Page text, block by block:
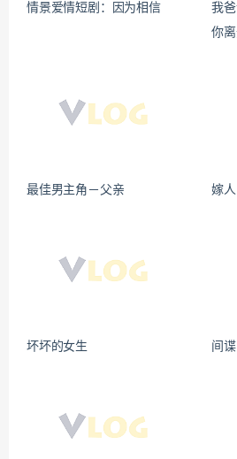
情景爱情短剧：因为相信
我
你
最佳男主角－父亲 嫁人
坏坏的女生 间谍